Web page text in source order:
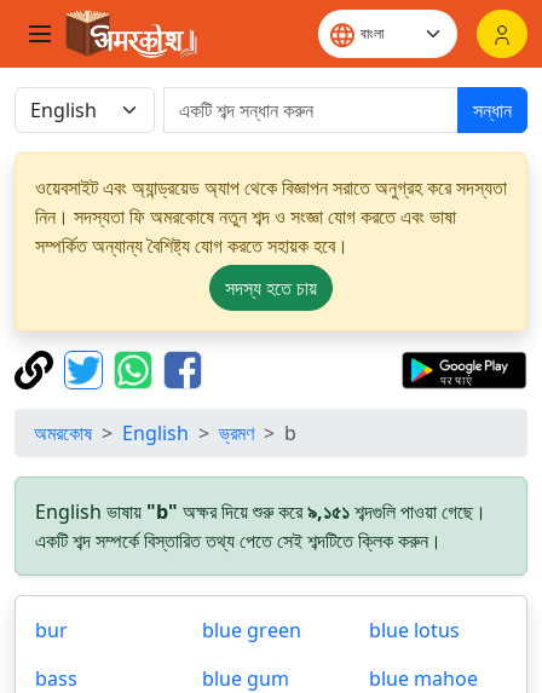
সন্ধান
ওয়েবসাইট এবং অ্যান্ড্রয়েড অ্যাপ থেকে বিজ্ঞাপন সরাতে অনুগ্রহ করে সদস্যতা
নিন। সদস্যতা ফি অমরকোষে নতুন শব্দ ও সংজ্ঞা যোগ করতে এবং ভাষা
সম্পর্কিত অন্যান্য বৈশিষ্ট্য যোগ করতে সহায়ক হবে।
সদস্য হতে চায়
অমরকোষ English ভ্রমণ b
English ভাষায় "b" অক্ষর দিয়ে শুরু করে৯,১৫১শব্দগুলি পাওয়া গেছে।
একটি শব্দ সম্পর্কে বিস্তারিত তথ্য পেতে সেই শব্দটিতে ক্লিক করুন।
bur
bass
blue green
blue gum
blue lotus
blue mahoe